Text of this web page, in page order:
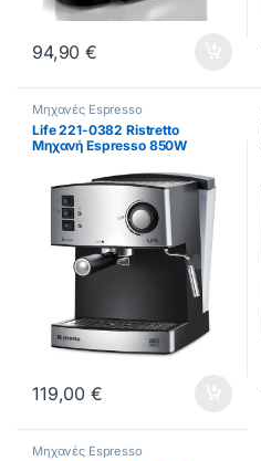
94,90€
Μηχανές Espresso
Life 221-0382 Ristretto
Μηχανή Espresso 850W
119,00€
Μηχανές Espresso